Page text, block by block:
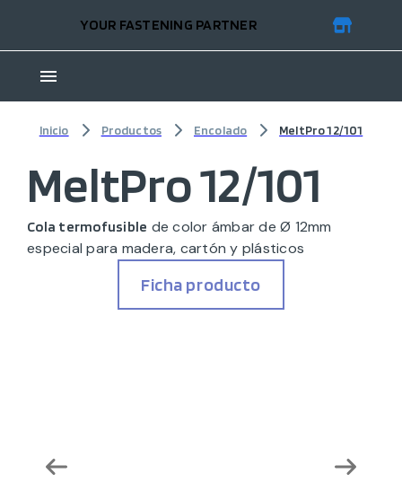
YOUR FASTENING PARTNER
Inicio Productos Encolado MeltPro 12/101
MeltPro 12/101
Cola termofusible de color ámbar de Ø 12mm
especial para madera, cartón y plásticos
Ficha producto